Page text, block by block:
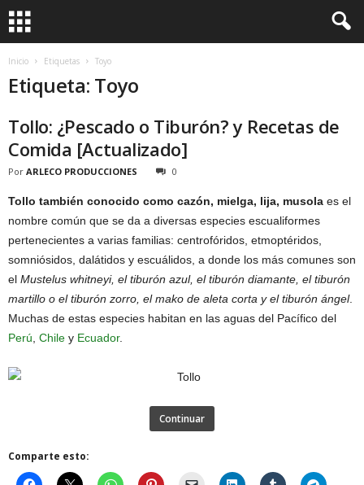
Inicio Etiquetas Toyo
Etiqueta: Toyo
Tollo: ¿Pescado o Tiburón? y Recetas de
Comida [Actualizado]
Por ARLECO PRODUCCIONES 0
Tollo también conocido como cazón, mielga, lija, musola es el
nombre común que se da a diversas especies escualiformes
pertenecientes a varias familias: centrofóridos, etmoptéridos,
somniósidos, dalátidos y escuálidos, a donde los más comunes son
el Mustelus whitneyi, el tiburón azul, el tiburón diamante, el tiburón
martillo o el tiburón zorro, el mako de aleta corta y el tiburón ángel.
Muchas de estas especies habitan en las aguas del Pacífico del
Perú Chile y Ecuador.
Continuar
Comparte esto: